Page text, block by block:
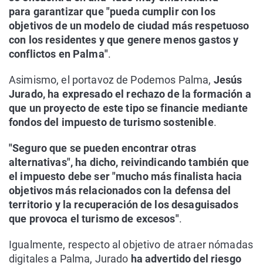
para garantizar que "pueda cumplir con los
objetivos de un modelo de ciudad más respetuoso
con los residentes y que genere menos gastos y
conflictos en Palma".
Asimismo, el portavoz de Podemos Palma, Jesús
Jurado, ha expresado el rechazo de la formación a
que un proyecto de este tipo se financie mediante
fondos del impuesto de turismo sostenible.
"Seguro que se pueden encontrar otras
alternativas", ha dicho, reivindicando también que
el impuesto debe ser "mucho más finalista hacia
objetivos más relacionados con la defensa del
territorio y la recuperación de los desaguisados
que provoca el turismo de excesos".
Igualmente, respecto al objetivo de atraer nómadas
digitales a Palma, Jurado ha advertido del riesgo